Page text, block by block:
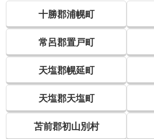
十勝郡浦幌町
常呂郡置戸町
天塩郡幌延町
天塩郡天塩町
苫前郡初山別村